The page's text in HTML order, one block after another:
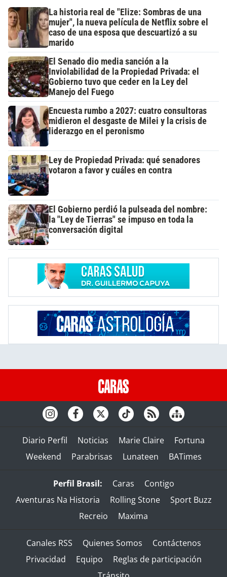
La historia real de "Elize: Sombras de una
mujer", la nueva película de Netflix sobre el
caso de una esposa que descuartizó a su
marido
El Senado dio media sanción a la
Inviolabilidad de la Propiedad Privada: el
Gobierno tuvo que ceder en la Ley del
Manejo del Fuego
Encuesta rumbo a 2027: cuatro consultoras
midieron el desgaste de Milei y la crisis de
liderazgo en el peronismo
Ley de Propiedad Privada: qué senadores
votaron a favor y cuáles en contra
El Gobierno perdió la pulseada del nombre:
la "Ley de Tierras" se impuso en toda la
conversación digital
Diario Perfil Noticias Marie Claire
Fortuna
Weekend
Parabrisas Lunateen BATimes
Perfil Brasil: Caras
Contigo
Aventuras Na Historia
Rolling Stone
Sport Buzz
Recreio
Maxima
Canales RSS Quienes Somos
Contáctenos
Privacidad
Equipo
Reglas de participación